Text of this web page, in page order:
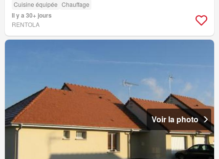
Cuisine équipée Chauffage
Il y a 30+ jours
RENTOLA
Voir la photo